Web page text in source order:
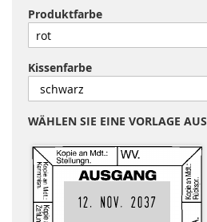
Produktfarbe
Kissenfarbe
WÄHLEN SIE EINE VORLAGE AUS